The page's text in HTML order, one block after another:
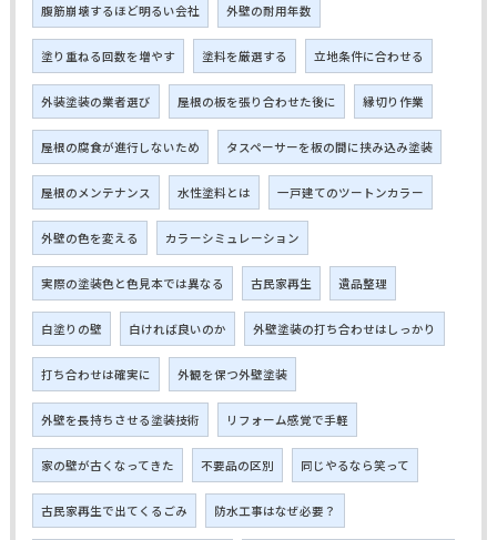
腹筋崩壊するほど明るい会社 外壁の耐用年数
塗り重ねる回数を増やす 塗料を厳選する 立地条件に合わせる
外装塗装の業者選び 屋根の板を張り合わせた後に 縁切り作業
屋根の腐食が進行しないため タスペーサーを板の間に挟み込み塗装
屋根のメンテナンス 水性塗料とは 一戸建てのツートンカラー
外壁の色を変える カラーシミュレーション
実際の塗装色と色見本では異なる 古民家再生 遺品整理
白塗りの壁 白ければ良いのか 外壁塗装の打ち合わせはしっかり
打ち合わせは確実に 外観を保つ外壁塗装
外壁を長持ちさせる塗装技術 リフォーム感覚で手軽
家の壁が古くなってきた 不要品の区別 同じやるなら笑って
古民家再生で出てくるごみ 防水工事はなぜ必要？